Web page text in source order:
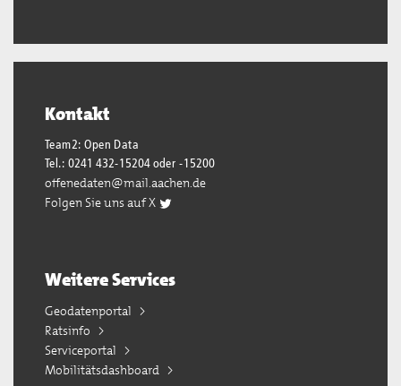
Kontakt
Team2: Open Data
Tel.: 0241 432-15204 oder -15200
offenedaten@mail.aachen.de
Folgen Sie uns auf X
Weitere Services
Geodatenportal
Ratsinfo
Serviceportal
Mobilitätsdashboard